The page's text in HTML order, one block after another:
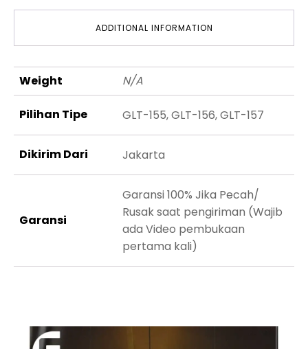
ADDITIONAL INFORMATION
Weight N/A
Pilihan Tipe GLT-155, GLT-156, GLT-157
Dikirim Dari Jakarta
Garansi
Garansi 100% Jika Pecah/
Rusak saat pengiriman (Wajib
ada Video pembukaan
pertama kali)